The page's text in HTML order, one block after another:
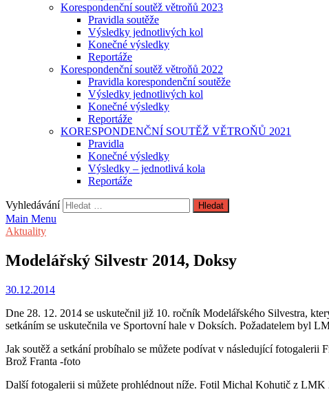
Korespondenční soutěž větroňů 2023
Pravidla soutěže
Výsledky jednotlivých kol
Konečné výsledky
Reportáže
Korespondenční soutěž větroňů 2022
Pravidla korespondenční soutěže
Výsledky jednotlivých kol
Konečné výsledky
Reportáže
KORESPONDENČNÍ SOUTĚŽ VĚTROŇŮ 2021
Pravidla
Konečné výsledky
Výsledky – jednotlivá kola
Reportáže
Vyhledávání
Main Menu
Aktuality
Modelářský Silvestr 2014, Doksy
30.12.2014
Dne 28. 12. 2014 se uskutečnil již 10. ročník Modelářského Silvestra,
setkáním se uskutečnila ve Sportovní hale v Doksích. Požadatelem byl
Jak soutěž a setkání probíhalo se můžete podívat v následující fotogalerii
Brož Franta -foto
Další fotogalerii si můžete prohlédnout níže. Fotil Michal Kohutič z LMK